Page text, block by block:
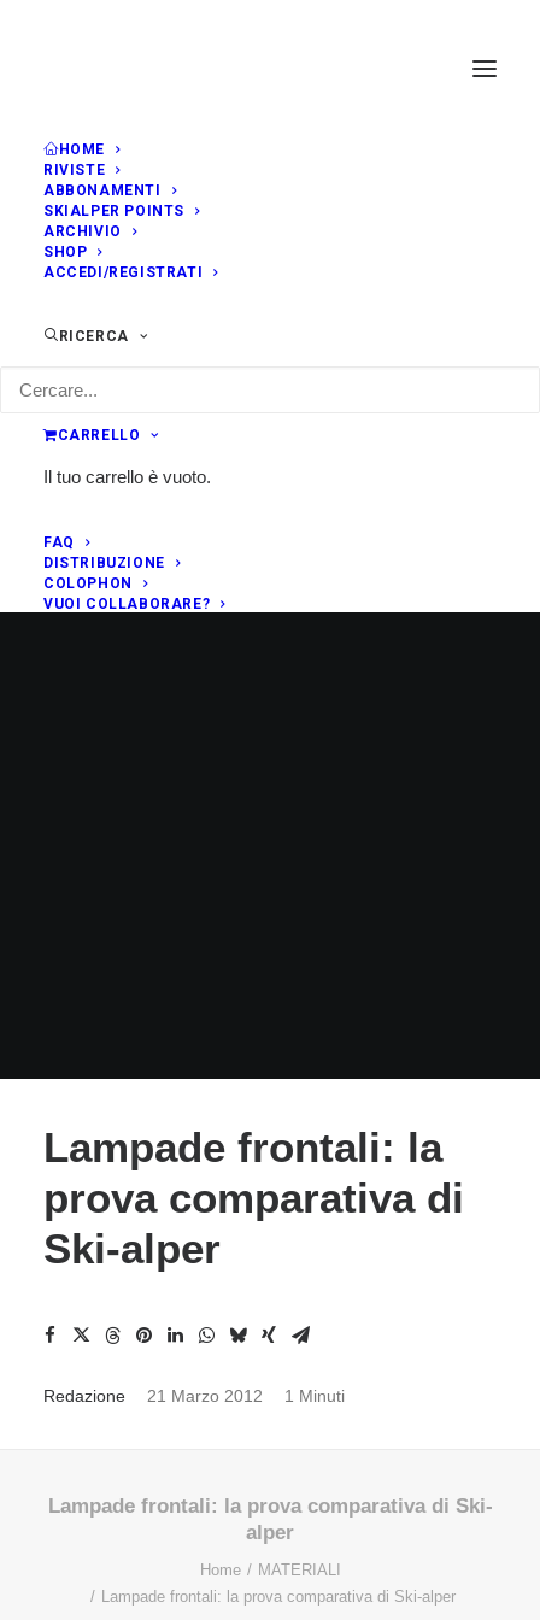
HOME
RIVISTE
ABBONAMENTI
SKIALPER POINTS
ARCHIVIO
SHOP
ACCEDI/REGISTRATI
RICERCA
CARRELLO
Il tuo carrello è vuoto.
FAQ
DISTRIBUZIONE
COLOPHON
VUOI COLLABORARE?
Lampade frontali: la
prova comparativa di
Ski-alper
Redazione 21 Marzo 2012 1 Minuti
Lampade frontali: la prova comparativa di Ski-
alper
Home
MATERIALI
Lampade frontali: la prova comparativa di Ski-alper